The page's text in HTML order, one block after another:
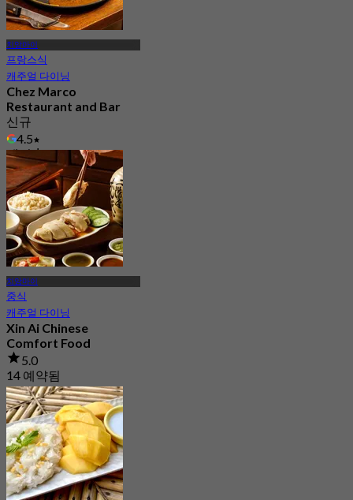
치앙마이
프랑스식
캐주얼 다이닝
Chez Marco
Restaurant and Bar
신규
4.5
에서฿ 495
치앙마이
중식
캐주얼 다이닝
Xin Ai Chinese
Comfort Food
5.0
14 예약됨
에서฿ 347.5